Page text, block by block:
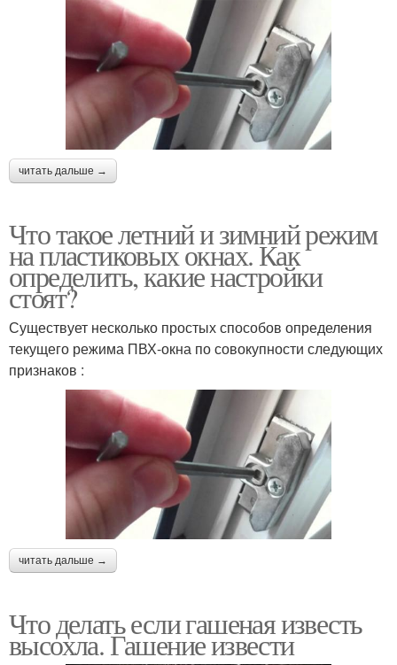
читать дальше →
Что такое летний и зимний режим
на пластиковых окнах. Как
определить, какие настройки
стоят?
Существует несколько простых способов определения
текущего режима ПВХ-окна по совокупности следующих
признаков :
читать дальше →
Что делать если гашеная известь
высохла. Гашение извести